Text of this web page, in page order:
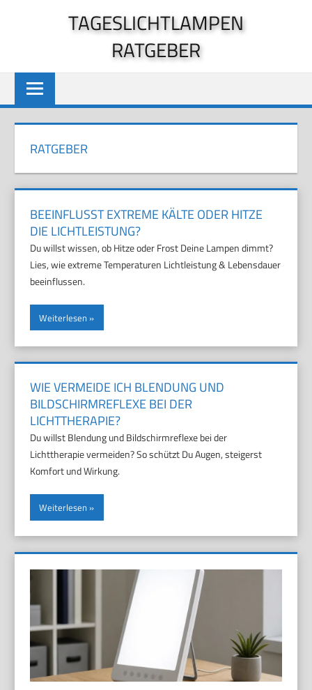
TAGESLICHTLAMPEN
RATGEBER
RATGEBER
BEEINFLUSST EXTREME KÄLTE ODER HITZE
DIE LICHTLEISTUNG?
Du willst wissen, ob Hitze oder Frost Deine Lampen dimmt?
Lies, wie extreme Temperaturen Lichtleistung & Lebensdauer
beeinflussen.
Weiterlesen
WIE VERMEIDE ICH BLENDUNG UND
BILDSCHIRMREFLEXE BEI DER
LICHTTHERAPIE?
Du willst Blendung und Bildschirmreflexe bei der
Lichttherapie vermeiden? So schützt Du Augen, steigerst
Komfort und Wirkung.
Weiterlesen